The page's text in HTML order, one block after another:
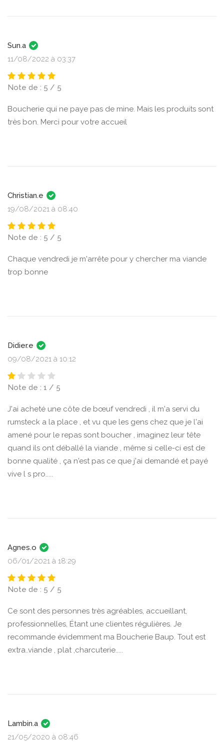
Sun.a
11/08/2022 à 03:37
Note de : 5 / 5
Boucherie qui ne paye pas de mine. Mais les produits sont
très bon. Merci pour votre accueil
Christian.e
19/08/2021 à 08:40
Note de : 5 / 5
Chaque vendredi je m'arrête pour y chercher ma viande
trop bonne
Didier.e
09/08/2021 à 10:12
Note de : 1 / 5
J'ai acheté une côte de bœuf vendredi , il m'a servi du
rumsteck a la place , et vu que les gens chez que je l'ai
amené pour le repas sont boucher , imaginez leur tête
quand ils ont déballé la viande , même si celle-ci est de
bonne qualité , ça n'est pas ce que j'ai demandé et payé
vive l s pro.....
Agnes.o
06/01/2021 à 18:29
Note de : 5 / 5
Ce sont des personnes très agréables, accueillant,
professionnelles, Étant une clientes régulières. Je
recommande évidemment ma Boucherie Baup. Tout est
extra..viande , plat ,charcuterie.....
Lambin.a
21/05/2020 à 08:46